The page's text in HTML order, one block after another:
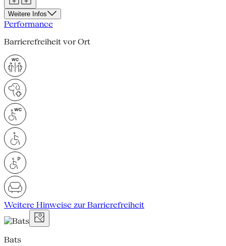
Weitere Infos
Performance
Barrierefreiheit vor Ort
Weitere Hinweise zur Barrierefreiheit
Bats